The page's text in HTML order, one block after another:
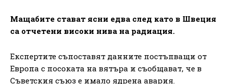
Мащабите стават ясни едва след като в Швеция
са отчетени високи нива на радиация.
Експертите съпоставят данните постъпващи от
Европа с посоката на вятъра и съобщават, че в
Съветския съюз е имало ядрена авария.